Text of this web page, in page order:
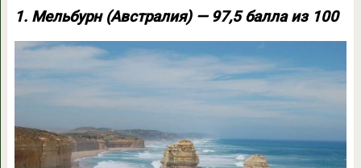
1. Мельбурн (Австралия) — 97,5 балла из 100